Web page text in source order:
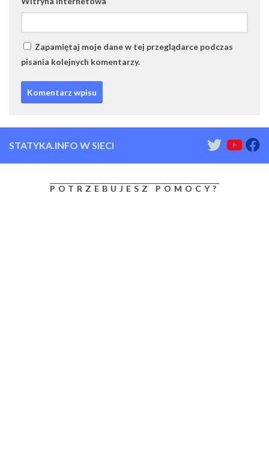
Zapamiętaj moje dane w tej przeglądarce podczas
pisania kolejnych komentarzy.
STATYKA.INFO W SIECI
POTRZEBUJESZ POMOCY?